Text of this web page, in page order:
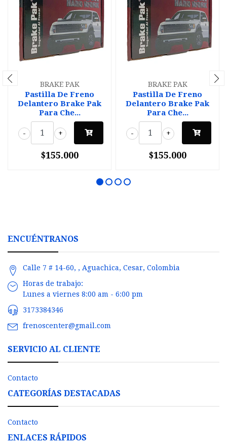
BRAKE PAK
Pastilla De Freno
Delantero Brake Pak
Para Che...
+
-
$155.000
BRAKE PAK
Pastilla De Freno
Delantero Brake Pak
Para Che...
+
-
$155.000
ENCUÉNTRANOS
Calle 7 # 14-60, , Aguachica, Cesar, Colombia
Horas de trabajo:
Lunes a viernes 8:00 am - 6:00 pm
3173384346
frenoscenter@gmail.com
SERVICIO AL CLIENTE
Contacto
CATEGORÍAS DESTACADAS
Contacto
ENLACES RÁPIDOS